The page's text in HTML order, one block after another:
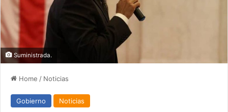
Suministrada.
Home / Noticias
Gobierno Noticias